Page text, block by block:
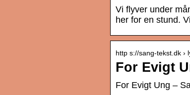
Vi flyver under
her for en stund.
http s://sang-tekst.dk ›
For Evigt
For Evigt Ung –